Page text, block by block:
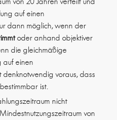
auf einen
dann möglich, wenn der
oder anhand objektiver
die gleichmäßige
auf einen
denknotwendig voraus, dass
ist.
nicht
von